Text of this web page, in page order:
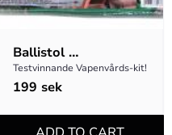
Ballistol
Vapenvårds-kit
Testvinnande Vapenvårds-kit!
199 sek